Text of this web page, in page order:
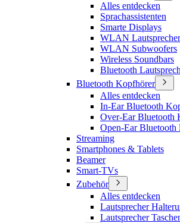
Alles entdecken
Sprachassistenten
Smarte Displays
WLAN Lautsprecher
WLAN Subwoofers
Wireless Soundbars
Bluetooth
Bluetooth Kopfhörer
Alles entdecken
In-Ear Bluetooth
Over-Ear Bluetooth
Open-Ear Bluetooth
Streaming
Smartphones & Tablets
Beamer
Smart-TVs
Zubehör
Alles entdecken
Lautsprecher
Lautsprecher